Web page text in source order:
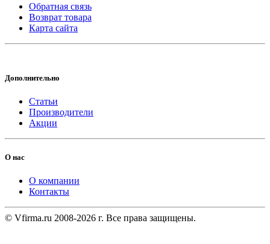
Обратная связь
Возврат товара
Карта сайта
Дополнительно
Статьи
Производители
Акции
О нас
О компании
Контакты
© Vfirma.ru 2008-2026 г. Все права защищены.